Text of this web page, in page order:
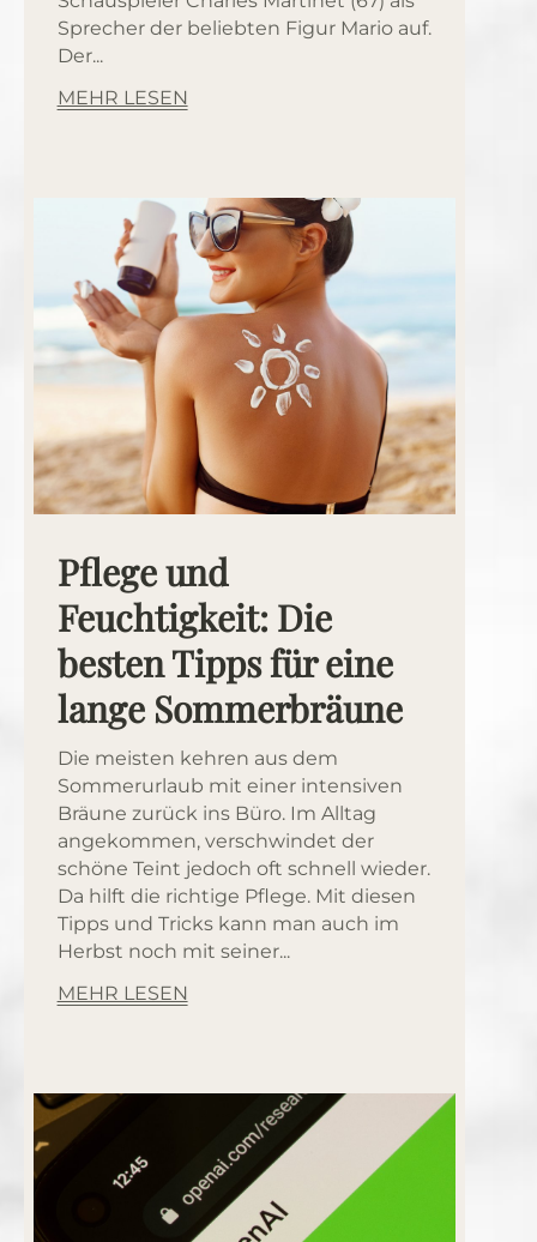
Sprecher der beliebten Figur Mario auf.
Der...
MEHR LESEN
Pflege und
Feuchtigkeit: Die
besten Tipps für eine
lange Sommerbräune
Die meisten kehren aus dem
Sommerurlaub mit einer intensiven
Bräune zurück ins Büro. Im Alltag
angekommen, verschwindet der
schöne Teint jedoch oft schnell wieder.
Da hilft die richtige Pflege. Mit diesen
Tipps und Tricks kann man auch im
Herbst noch mit seiner...
MEHR LESEN